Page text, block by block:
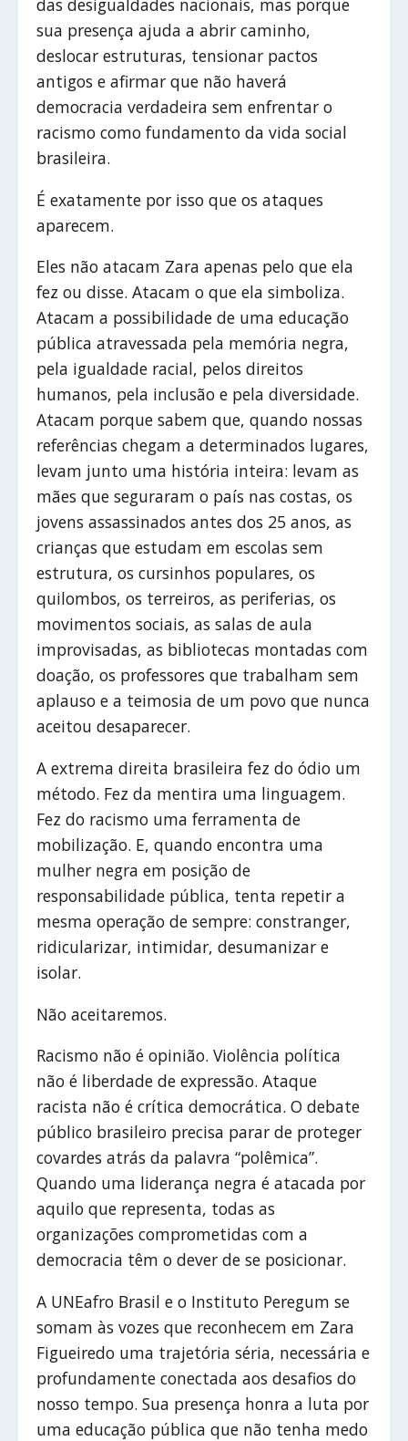
das desigualdades nacionais, mas porque
sua presença ajuda a abrir caminho,
deslocar estruturas, tensionar pactos
antigos e afirmar que não haverá
democracia verdadeira sem enfrentar o
racismo como fundamento da vida social
brasileira.
É exatamente por isso que os ataques
aparecem.
Eles não atacam Zara apenas pelo que ela
fez ou disse. Atacam o que ela simboliza.
Atacam a possibilidade de uma educação
pública atravessada pela memória negra,
pela igualdade racial, pelos direitos
humanos, pela inclusão e pela diversidade.
Atacam porque sabem que, quando nossas
referências chegam a determinados lugares,
levam junto uma história inteira: levam as
mães que seguraram o país nas costas, os
jovens assassinados antes dos 25 anos, as
crianças que estudam em escolas sem
estrutura, os cursinhos populares, os
quilombos, os terreiros, as periferias, os
movimentos sociais, as salas de aula
improvisadas, as bibliotecas montadas com
doação, os professores que trabalham sem
aplauso e a teimosia de um povo que nunca
aceitou desaparecer.
A extrema direita brasileira fez do ódio um
método. Fez da mentira uma linguagem.
Fez do racismo uma ferramenta de
mobilização. E, quando encontra uma
mulher negra em posição de
responsabilidade pública, tenta repetir a
mesma operação de sempre: constranger,
ridicularizar, intimidar, desumanizar e
isolar.
Não aceitaremos.
Racismo não é opinião. Violência política
não é liberdade de expressão. Ataque
racista não é crítica democrática. O debate
público brasileiro precisa parar de proteger
covardes atrás da palavra “polêmica”.
Quando uma liderança negra é atacada por
aquilo que representa, todas as
organizações comprometidas com a
democracia têm o dever de se posicionar.
A UNEafro Brasil e o Instituto Peregum se
somam às vozes que reconhecem em Zara
Figueiredo uma trajetória séria, necessária e
profundamente conectada aos desafios do
nosso tempo. Sua presença honra a luta por
uma educação pública que não tenha medo